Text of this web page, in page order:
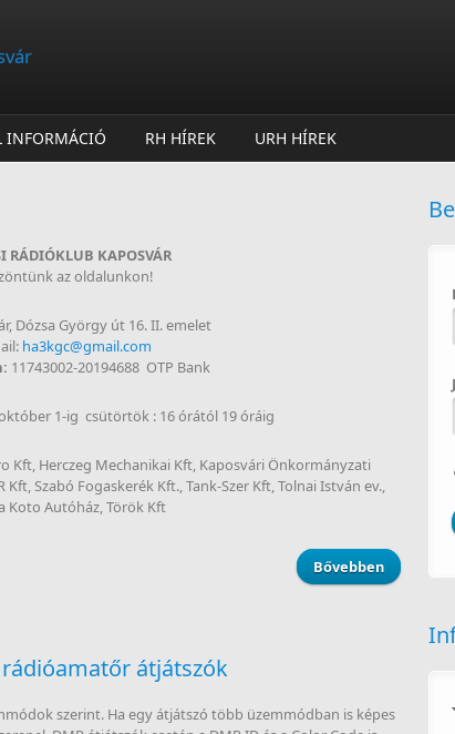
INFORMÁCIÓ RH HÍREK URH HÍREK
RÁDIÓKLUB KAPOSVÁR
az oldalunkon!
Dózsa György út 16. II. emelet
ha3kgc@gmail.com
11743002-20194688 OTP Bank
1-ig csütörtök : 16 órától 19 óráig
Kft, Herczeg Mechanikai Kft, Kaposvári Önkormányzati
Kft, Szabó Fogaskerék Kft., Tank-Szer Kft, Tolnai István ev.,
Koto Autóház, Török Kft
Bővebben about
rádióamatőr átjátszók
szerint. Ha egy átjátszó több üzemmódban is képes